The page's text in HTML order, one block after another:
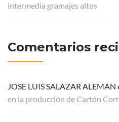
intermedia gramajes altos
Comentarios
JOSE LUIS SALAZAR ALEMAN
en la producción de Cartón